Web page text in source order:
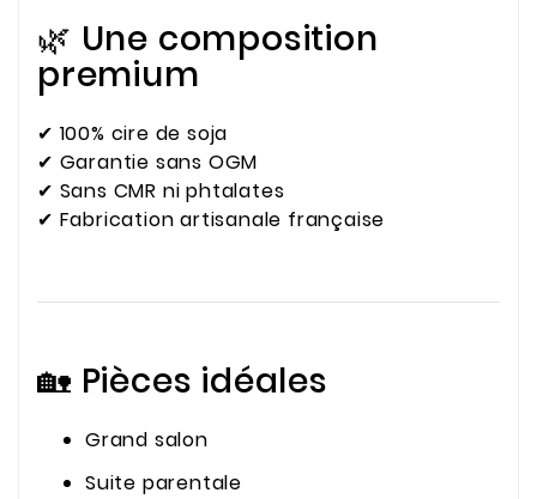
🌿 Une composition
premium
✔ 100% cire de soja
✔ Garantie sans OGM
✔ Sans CMR ni phtalates
✔ Fabrication artisanale française
🏡 Pièces idéales
Grand salon
Suite parentale